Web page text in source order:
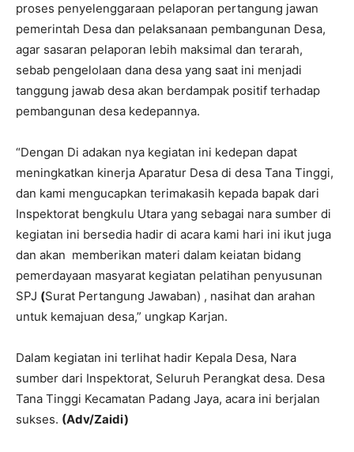
proses penyelenggaraan pelaporan pertangung jawan
pemerintah Desa dan pelaksanaan pembangunan Desa,
agar sasaran pelaporan lebih maksimal dan terarah,
sebab pengelolaan dana desa yang saat ini menjadi
tanggung jawab desa akan berdampak positif terhadap
pembangunan desa kedepannya.
“Dengan Di adakan nya kegiatan ini kedepan dapat
meningkatkan kinerja Aparatur Desa di desa Tana Tinggi,
dan kami mengucapkan terimakasih kepada bapak dari
Inspektorat bengkulu Utara yang sebagai nara sumber di
kegiatan ini bersedia hadir di acara kami hari ini ikut juga
dan akan memberikan materi dalam keiatan bidang
pemerdayaan masyarat kegiatan pelatihan penyusunan
SPJ (Surat Pertangung Jawaban) , nasihat dan arahan
untuk kemajuan desa,” ungkap Karjan.
Dalam kegiatan ini terlihat hadir Kepala Desa, Nara
sumber dari Inspektorat, Seluruh Perangkat desa. Desa
Tana Tinggi Kecamatan Padang Jaya, acara ini berjalan
sukses. (Adv/Zaidi)